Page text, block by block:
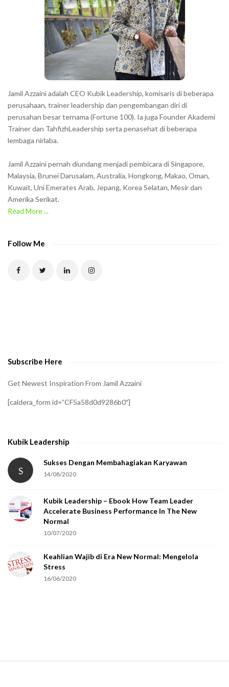
Jamil Azzaini adalah CEO Kubik Leadership, komisaris di beberapa
perusahaan, trainer leadership dan pengembangan diri di
perusahan besar ternama (Fortune 100). Ia juga Founder Akademi
Trainer dan TahfizhLeadership serta penasehat di beberapa
lembaga nirlaba.
Jamil Azzaini pernah diundang menjadi pembicara di Singapore,
Malaysia, Brunei Darusalam, Australia, Hongkong, Makao, Oman,
Kuwait, Uni Emerates Arab, Jepang, Korea Selatan, Mesir dan
Amerika Serikat.
Read More ...
Follow Me
Subscribe Here
Get Newest Inspiration From Jamil Azzaini
[caldera_form id=”CF5a58d0d9286b0″]
Kubik Leadership
S
Sukses Dengan Membahagiakan Karyawan
14/08/2020
Kubik Leadership – Ebook How Team Leader
Accelerate Business Performance In The New
Normal
10/07/2020
Keahlian Wajib di Era New Normal: Mengelola
Stress
16/06/2020